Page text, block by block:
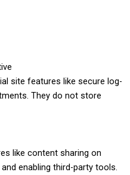
site features like secure log-
They do not store
like content sharing on
enabling third-party tools.